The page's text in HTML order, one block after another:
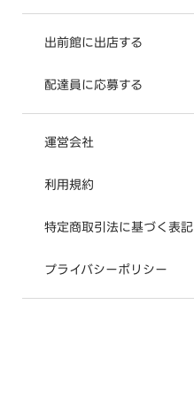
出前館に出店する
配達員に応募する
運営会社
利用規約
特定商取引法に基づく表記
プライバシーポリシー